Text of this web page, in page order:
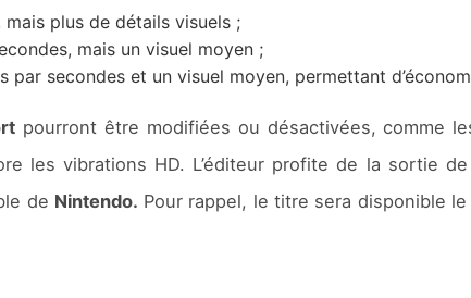
plus de détails visuels ;
mais un visuel moyen ;
par secondes et un visuel moyen, permettant
pourront être modifiées ou désactivées, comme
les vibrations HD. L’éditeur profite de la sortie
de Nintendo. Pour rappel, le titre sera disponible le